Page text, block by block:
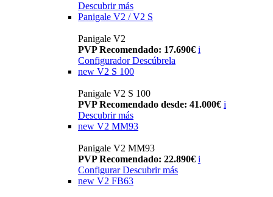
Descubrir más
Panigale V2 / V2 S
Panigale V2
PVP Recomendado: 17.690€ i
Configurador Descúbrela
new V2 S 100
Panigale V2 S 100
PVP Recomendado desde: 41.000€ i
Descubrir más
new V2 MM93
Panigale V2 MM93
PVP Recomendado: 22.890€ i
Configurar Descubrir más
new V2 FB63